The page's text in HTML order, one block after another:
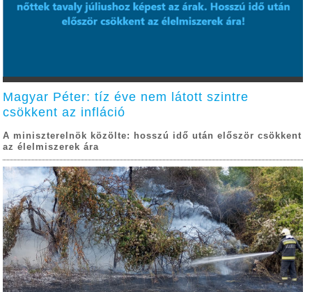
Magyar Péter: tíz éve nem látott szintre
csökkent az infláció
A miniszterelnök közölte: hosszú idő után először csökkent
az élelmiszerek ára